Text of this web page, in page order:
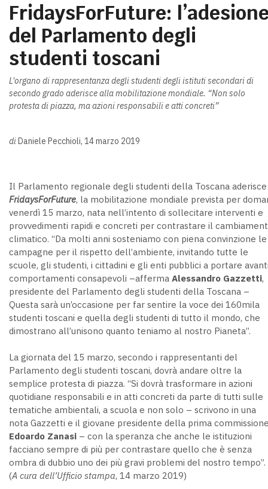
FridaysForFuture:
del Parlamento degli
studenti toscani
L'organo di rappresentanza degli studenti degli istituti secondari di
secondo grado aderisce alla mobilitazione mondiale. “Non solo
protesta di piazza, ma azioni responsabili e atti concreti”
diDaniele Pecchioli, 14 marzo 2019
Il Parlamento regionale degli studenti della Toscana aderisce
FridaysForFuture, la mobilitazione mondiale prevista per
venerdì 15 marzo, nata nell’intento di sollecitare interventi e
provvedimenti rapidi e concreti per contrastare il
climatico. “Da molti anni sosteniamo con piena convinzione le
campagne per il rispetto dell’ambiente, invitando tutte le
scuole, gli studenti, i cittadini e gli enti pubblici a portare
comportamenti consapevoli –afferma Alessandro Gazzetti,
presidente del Parlamento degli studenti della Toscana –
Questa sarà un’occasione per far sentire la voce dei 160mila
studenti toscani e quella degli studenti di tutto il mondo, che
dimostrano all’unisono quanto teniamo al nostro Pianeta”.
La giornata del 15 marzo, secondo i rappresentanti del
Parlamento degli studenti toscani, dovrà andare oltre la
semplice protesta di piazza. “Si dovrà trasformare in azioni
quotidiane responsabili e in atti concreti da parte di tutti sulle
tematiche ambientali, a scuola e non solo – scrivono in una
nota Gazzetti e il giovane presidente della prima
Edoardo Zanasi – con la speranza che anche le istituzioni
facciano sempre di più per contrastare quello che è senza
ombra di dubbio uno dei più gravi problemi del nostro tempo”.
(A cura dell’Ufficio stampa, 14 marzo 2019)